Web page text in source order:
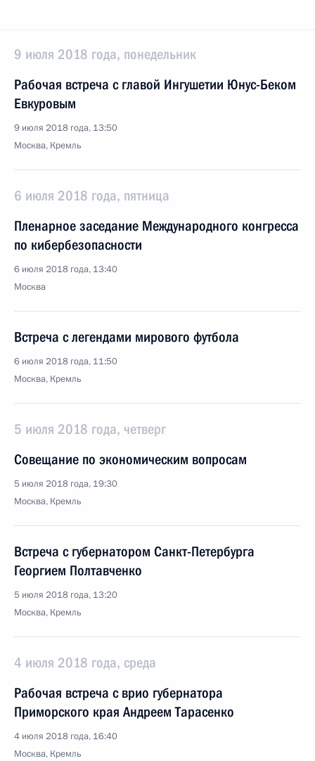
9 июля 2018 года, понедельник
Рабочая встреча с главой Ингушетии Юнус-Беком
Евкуровым
9 июля 2018 года, 13:50
Москва, Кремль
6 июля 2018 года, пятница
Пленарное заседание Международного конгресса
по кибербезопасности
6 июля 2018 года, 13:40
Москва
Встреча с легендами мирового футбола
6 июля 2018 года, 11:50
Москва, Кремль
5 июля 2018 года, четверг
Совещание по экономическим вопросам
5 июля 2018 года, 19:30
Москва, Кремль
Встреча с губернатором Санкт-Петербурга
Георгием Полтавченко
5 июля 2018 года, 13:20
Москва, Кремль
4 июля 2018 года, среда
Рабочая встреча с врио губернатора
Приморского края Андреем Тарасенко
4 июля 2018 года, 16:40
Москва, Кремль